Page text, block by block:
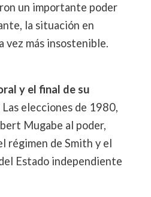
un importante poder
la situación en
vez más insostenible.
y el final de su
Las elecciones de 1980,
Mugabe al poder,
régimen de Smith y el
Estado independiente